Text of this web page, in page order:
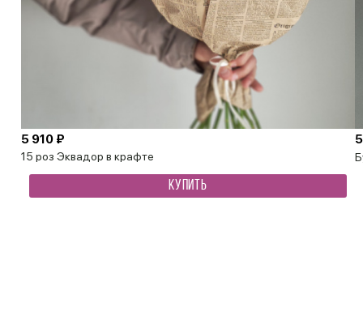
15 роз Эквадор в крафте
5 910 ₽
КУПИТЬ